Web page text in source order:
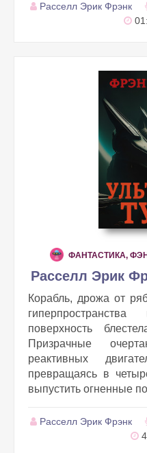
Расселл Эрик Фрэнк
ФАНТАСТИКА,
Расселл Эрик
Корабль, дрожа от
поверхность
Призрачные
реактивных
превращаясь в
выпустить огненные
Расселл Эрик Фрэнк